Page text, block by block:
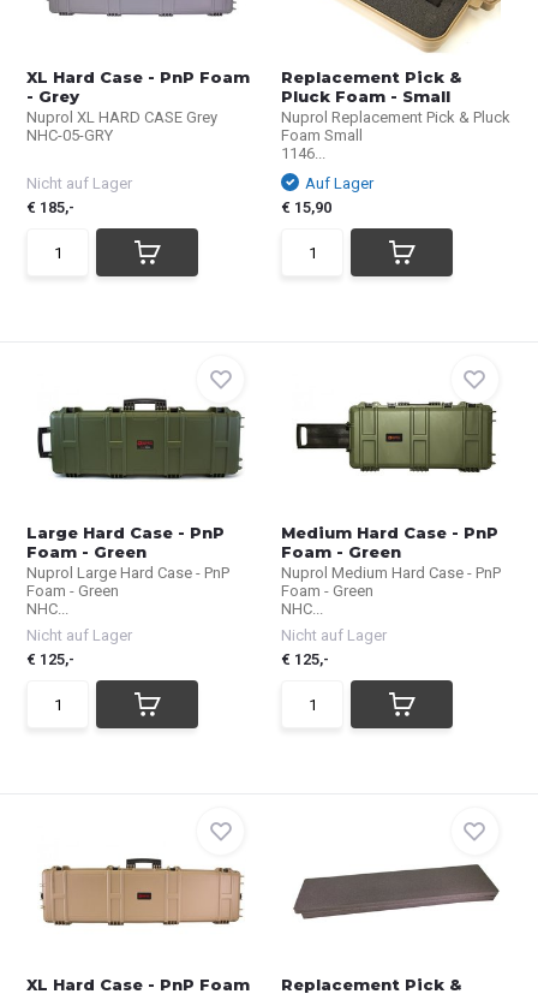
XL Hard Case - PnP Foam
- Grey
Nuprol XL HARD CASE Grey
NHC-05-GRY
Nicht auf Lager
€ 185,-
Replacement Pick &
Pluck Foam - Small
Nuprol Replacement Pick & Pluck
Foam Small
1146...
Auf Lager
€ 15,90
Large Hard Case - PnP
Foam - Green
Nuprol Large Hard Case - PnP
Foam - Green
NHC...
Nicht auf Lager
€ 125,-
Medium Hard Case - PnP
Foam - Green
Nuprol Medium Hard Case - PnP
Foam - Green
NHC...
Nicht auf Lager
€ 125,-
XL Hard Case - PnP Foam
Replacement Pick &